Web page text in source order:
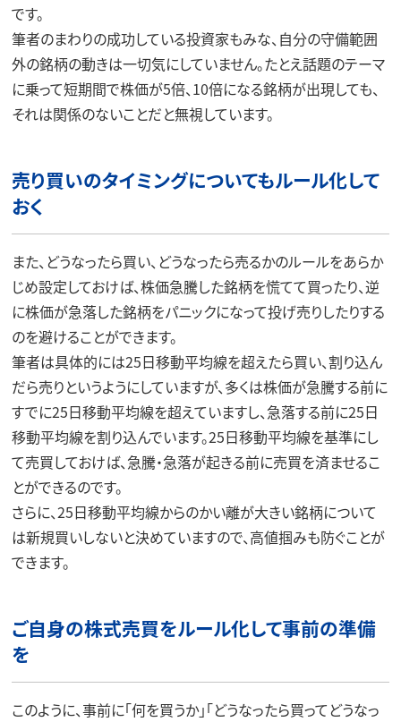
です。
筆者のまわりの成功している投資家もみな、自分の守備範囲
外の銘柄の動きは一切気にしていません。たとえ話題のテーマ
に乗って短期間で株価が5倍、10倍になる銘柄が出現しても、
それは関係のないことだと無視しています。
売り買いのタイミングについてもルール化して
おく
また、どうなったら買い、どうなったら売るかのルールをあらか
じめ設定しておけば、株価急騰した銘柄を慌てて買ったり、逆
に株価が急落した銘柄をパニックになって投げ売りしたりする
のを避けることができます。
筆者は具体的には25日移動平均線を超えたら買い、割り込ん
だら売りというようにしていますが、多くは株価が急騰する前に
すでに25日移動平均線を超えていますし、急落する前に25日
移動平均線を割り込んでいます。25日移動平均線を基準にし
て売買しておけば、急騰・急落が起きる前に売買を済ませるこ
とができるのです。
さらに、25日移動平均線からのかい離が大きい銘柄について
は新規買いしないと決めていますので、高値掴みも防ぐことが
できます。
ご自身の株式売買をルール化して事前の準備
を
このように、事前に「何を買うか」「どうなったら買ってどうなっ